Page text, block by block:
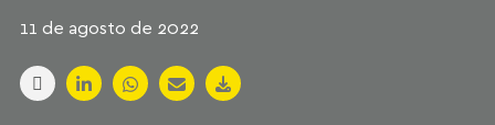
11 de agosto de 2022